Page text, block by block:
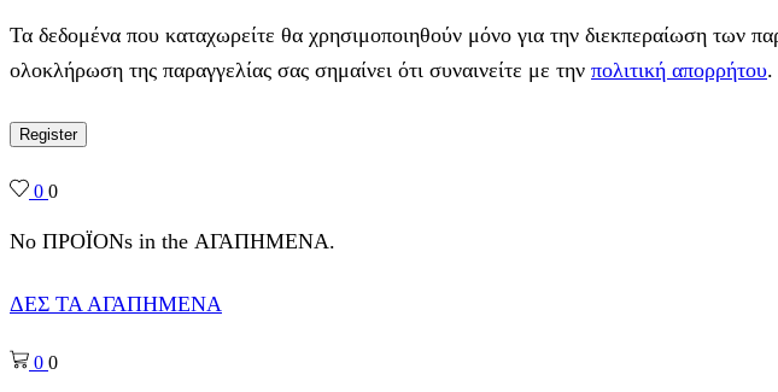
Τα δεδομένα που καταχωρείτε θα χρησιμοποιηθούν μόνο για την διεκπεραίωση των
ολοκλήρωση της παραγγελίας σας σημαίνει ότι συναινείτε με την πολιτική απορρήτου.
Register
0 0
No ΠΡΟΪΟΝs in the ΑΓΑΠΗΜΕΝΑ.
ΔΕΣ ΤΑ ΑΓΑΠΗΜΕΝΑ
0 0